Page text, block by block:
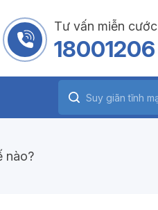
Tư vấn miễn cước
18001206
nào?